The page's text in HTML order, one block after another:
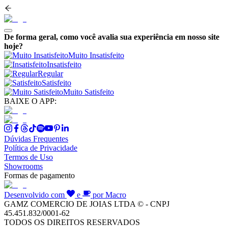
De forma geral, como você avalia sua experiência em nosso site
hoje?
Muito Insatisfeito
Insatisfeito
Regular
Satisfeito
Muito Satisfeito
BAIXE O APP:
Dúvidas Frequentes
Política de Privacidade
Termos de Uso
Showrooms
Formas de pagamento
Desenvolvido com e
por Macro
GAMZ COMERCIO DE JOIAS LTDA © - CNPJ
45.451.832/0001-62
TODOS OS DIREITOS RESERVADOS